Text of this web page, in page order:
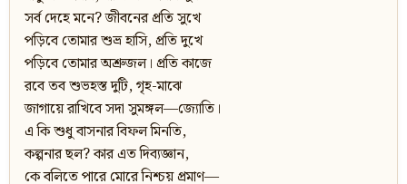
সর্ব দেহে মনে? জীবনের প্রতি সুখে
পড়িবে তোমার শুভ্র হাসি, প্রতি দুখে
পড়িবে তোমার অশ্রুজল। প্রতি কাজে
রবে তব শুভহস্ত দুটি, গৃহ-মাঝে
জাগায়ে রাখিবে সদা সুমঙ্গল—জ্যোতি।
এ কি শুধু বাসনার বিফল মিনতি,
কল্পনার ছল? কার এত দিব্যজ্ঞান,
কে বলিতে পারে মোরে নিশ্চয় প্রমাণ—